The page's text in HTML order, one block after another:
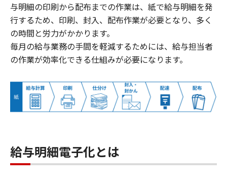
与明細の印刷から配布までの作業は、紙で給与明細を発
行するため、印刷、封入、配布作業が必要となり、多く
の時間と労力がかかります。
毎月の給与業務の手間を軽減するためには、給与担当者
の作業が効率化できる仕組みが必要になります。
給与明細電子化とは